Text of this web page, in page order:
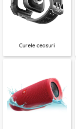
Curele ceasuri